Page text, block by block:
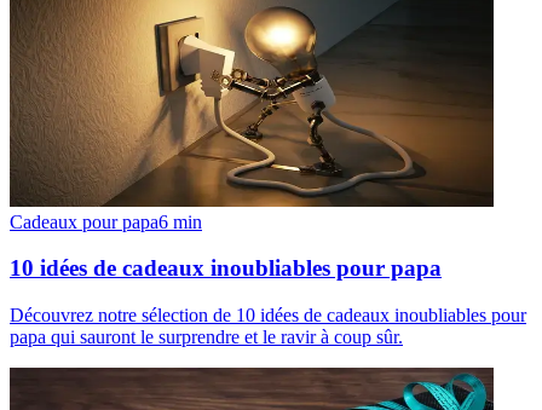
Cadeaux pour papa6 min
10 idées de cadeaux inoubliables pour papa
Découvrez notre sélection de 10 idées de cadeaux inoubliables pour
papa qui sauront le surprendre et le ravir à coup sûr.